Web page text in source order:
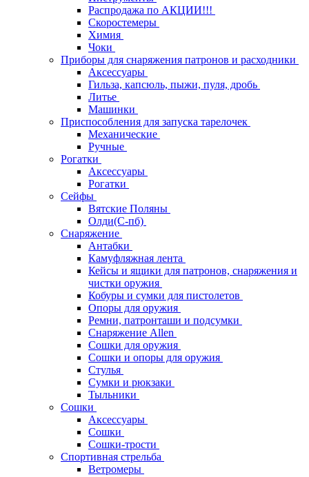
Распродажа по АКЦИИ!!!
Скоростемеры
Химия
Чоки
Приборы для снаряжения патронов и расходники
Аксессуары
Гильза, капсюль, пыжи, пуля, дробь
Литье
Машинки
Приспособления для запуска тарелочек
Механические
Ручные
Рогатки
Аксессуары
Рогатки
Сейфы
Вятские Поляны
Олди(С-пб)
Снаряжение
Антабки
Камуфляжная лента
Кейсы и ящики для патронов, снаряжения и
чистки оружия
Кобуры и сумки для пистолетов
Опоры для оружия
Ремни, патронташи и подсумки
Снаряжение Allen
Сошки для оружия
Сошки и опоры для оружия
Стулья
Сумки и рюкзаки
Тыльники
Сошки
Аксессуары
Сошки
Сошки-трости
Спортивная стрельба
Ветромеры